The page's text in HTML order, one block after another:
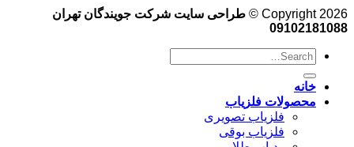
Copyright 2026 ©
طراحی سایت شرکت جویندگان تهران
09102181088
خانه
محصولات فلزیاب
فلزیاب تصویری
فلزیاب بوقی